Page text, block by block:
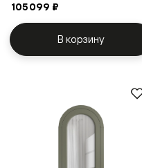
105 099 ₽
В корзину